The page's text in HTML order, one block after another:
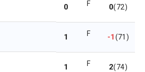
0 F 0(72)
1 F -1(71)
1 F 2(74)